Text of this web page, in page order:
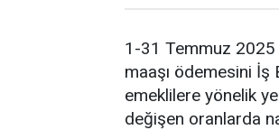
1-31 Temmuz 2025
maaşı ödemesini İş
emeklilere yönelik
değişen oranlarda